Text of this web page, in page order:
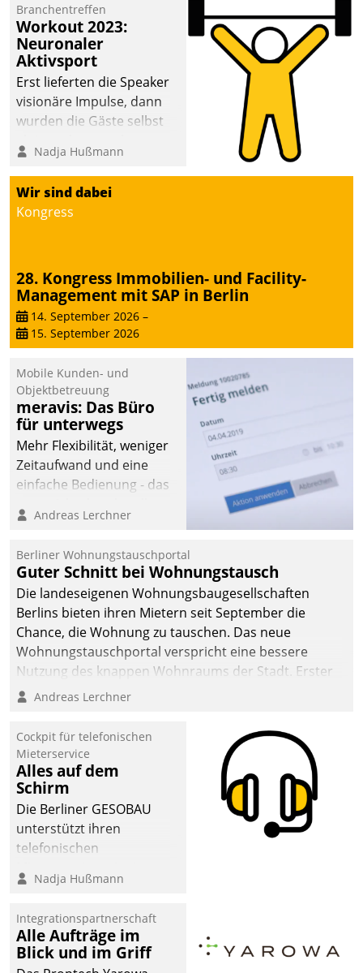
Branchentreffen
Workout 2023:
Neuronaler
Aktivsport
Erst lieferten die Speaker
visionäre Impulse, dann
wurden die Gäste selbst
methodisch
Vernetzungsideen fürs
Quartier. Dazwischen
zeigte Datatrain, was es
Nadja Hußmann
Wir sind dabei
Kongress
28. Kongress Immobilien- und Facility-
Management mit SAP in Berlin
14. September 2026 –
15. September 2026
Mobile Kunden- und
Objektbetreuung
meravis: Das Büro
für unterwegs
Mehr Flexibilität, weniger
Zeitaufwand und eine
einfache Bedienung - das
Cockpit für mobile
Datatrain. Die meravis
Wohnungsbau- und
Immobilien GmbH hat
sich dabei für den Betrieb
der Lösung über die SAP
Cloud Platform
entschieden - als erstes
Unternehmen am
Andreas Lerchner
Berliner Wohnungstauschportal
Guter Schnitt bei Wohnungstausch
Die landeseigenen Wohnungsbaugesellschaften
Berlins bieten ihren Mietern seit September die
Chance, die Wohnung zu tauschen. Das neue
Wohnungstauschportal verspricht eine bessere
Nutzung des knappen Wohnraums der Stadt. Erster
Anwendungsfall für Datatrains Lösung API-Hub mit
Unternehmen.
Andreas Lerchner
Cockpit für telefonischen
Mieterservice
Alles auf dem
Schirm
Die Berliner GESOBAU
unterstützt ihren
telefonischen
digitalen Cockpit, das
passende Fragen und
Schlagworte auswirft.
Eine intuitive
Nadja Hußmann
Integrationspartnerschaft
Alle Aufträge im
Blick und im Griff